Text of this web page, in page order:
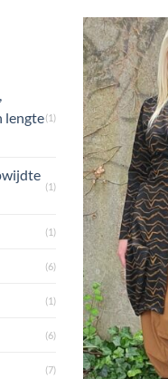
lengte(1)
(1)
(1)
(6)
(1)
(6)
(7)